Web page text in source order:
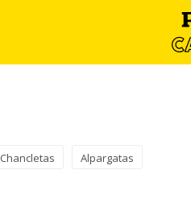
Chancletas Alpargatas